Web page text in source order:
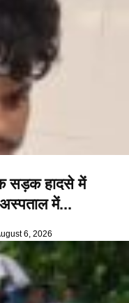
सड़क हादसे में
में...
6, 2026